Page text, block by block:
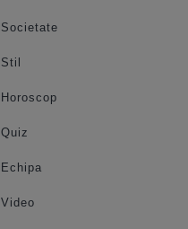
Societate
Stil
Horoscop
Quiz
Echipa
Video